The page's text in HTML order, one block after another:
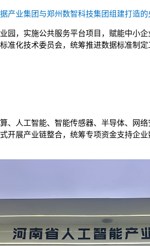
产业集团与郑州数智科技集团组建打造的
园，实施公共服务平台项目，赋能中小
准化技术委员会，统筹推进数据标准制定
、人工智能、智能传感器、半导体、
开展产业链整合，统筹专项资金支持企